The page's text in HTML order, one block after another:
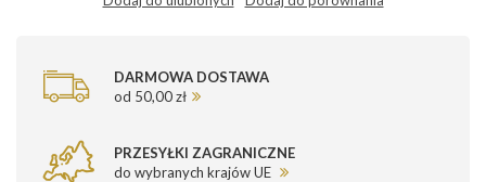
DARMOWA DOSTAWA
od 50,00 zł
PRZESYŁKI ZAGRANICZNE
do wybranych krajów UE